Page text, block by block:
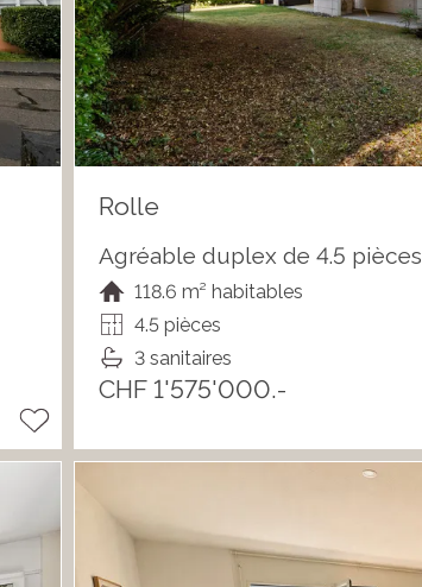
Rolle
Agréable duplex de 4.5
118.6 m² habitables
4.5 pièces
3 sanitaires
CHF 1'575'000.-